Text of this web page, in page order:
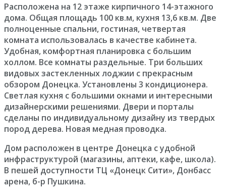
Расположена на 12 этаже кирпичного 14-этажного
дома. Общая площадь 100 кв.м, кухня 13,6 кв.м. Две
полноценные спальни, гостиная, четвертая
комната использовалась в качестве кабинета.
Удобная, комфортная планировка с большим
холлом. Все комнаты раздельные. Три больших
видовых застекленных лоджии с прекрасным
обзором Донецка. Установлены 3 кондиционера.
Светлая кухня с большими окнами и интересными
дизайнерскими решениями. Двери и порталы
сделаны по индивидуальному дизайну из твердых
пород дерева. Новая медная проводка.
Дом расположен в центре Донецка с удобной
инфраструктурой (магазины, аптеки, кафе, школа).
В пешей доступности ТЦ «Донецк Сити», Донбасс
арена, б-р Пушкина.